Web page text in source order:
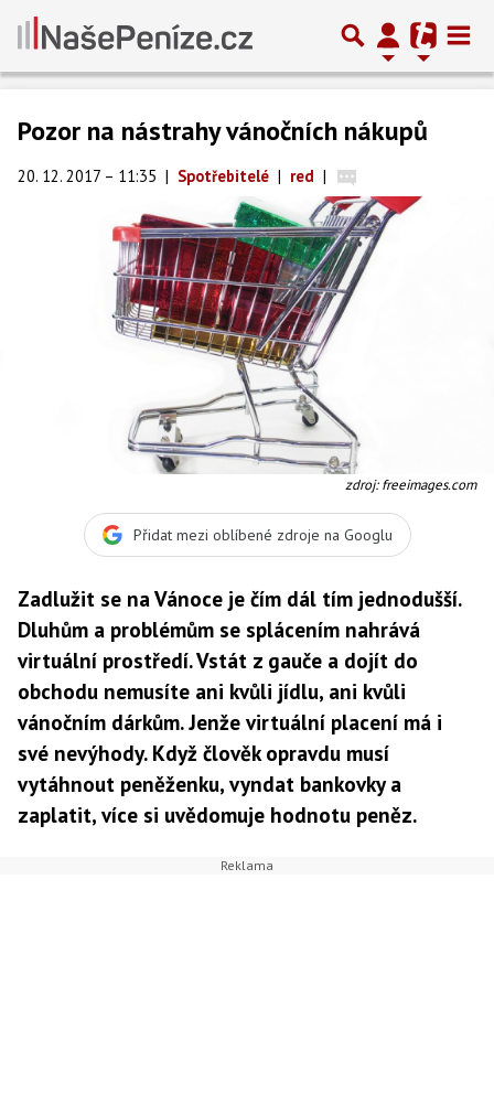
Pozor na nástrahy vánočních nákupů
20. 12. 2017 – 11:35 | Spotřebitelé | red |
zdroj: freeimages.com
Přidat mezi oblíbené zdroje na Googlu
Zadlužit se na Vánoce je čím dál tím jednodušší.
Dluhům a problémům se splácením nahrává
virtuální prostředí. Vstát z gauče a dojít do
obchodu nemusíte ani kvůli jídlu, ani kvůli
vánočním dárkům. Jenže virtuální placení má i
své nevýhody. Když člověk opravdu musí
vytáhnout peněženku, vyndat bankovky a
zaplatit, více si uvědomuje hodnotu peněz.